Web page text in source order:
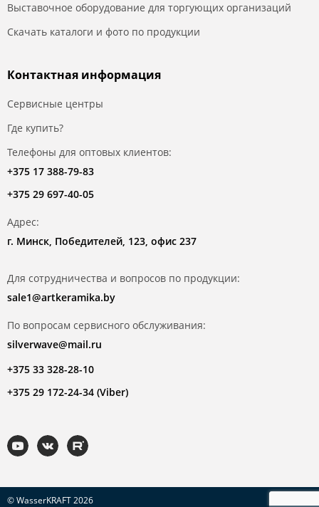
Выставочное оборудование для торгующих организаций
Скачать каталоги и фото по продукции
Контактная информация
Сервисные центры
Где купить?
Телефоны для оптовых клиентов:
+375 17 388-79-83
+375 29 697-40-05
Адрес:
г. Минск, Победителей, 123, офис 237
Для сотрудничества и вопросов по продукции:
sale1@artkeramika.by
По вопросам сервисного обслуживания:
silverwave@mail.ru
+375 33 328-28-10
+375 29 172-24-34 (Viber)
© WasserKRAFT 2026